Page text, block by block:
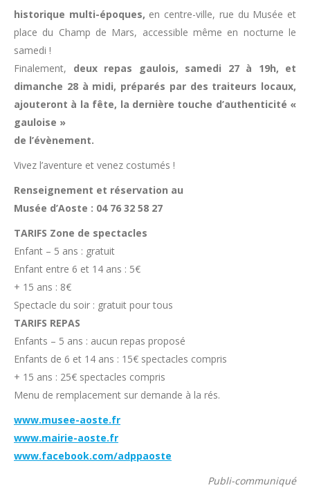
historique multi-époques, en centre-ville, rue du Musée et
place du Champ de Mars, accessible même en nocturne le
samedi !
Finalement, deux repas gaulois, samedi 27 à 19h, et
dimanche 28 à midi, préparés par des traiteurs locaux,
ajouteront à la fête, la dernière touche d’authenticité «
gauloise »
de l’évènement.
Vivez l’aventure et venez costumés !
Renseignement et réservation au
Musée d’Aoste : 04 76 32 58 27
TARIFS Zone de spectacles
Enfant – 5 ans : gratuit
Enfant entre 6 et 14 ans : 5€
+ 15 ans : 8€
Spectacle du soir : gratuit pour tous
TARIFS REPAS
Enfants – 5 ans : aucun repas proposé
Enfants de 6 et 14 ans : 15€ spectacles compris
+ 15 ans : 25€ spectacles compris
Menu de remplacement sur demande à la rés.
www.musee-aoste.fr
www.mairie-aoste.fr
www.facebook.com/adppaoste
Publi-communiqué